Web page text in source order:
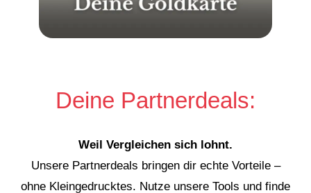
Deine Partnerdeals:
Weil Vergleichen sich lohnt.
Unsere Partnerdeals bringen dir echte Vorteile –
ohne Kleingedrucktes. Nutze unsere Tools und finde